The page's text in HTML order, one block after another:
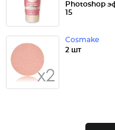
Photoshop
15
Cosmake
2 шт